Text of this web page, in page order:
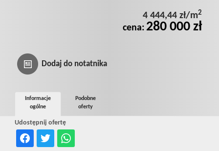
4 444,44 zł/m2
cena: 280 000 zł
Dodaj do notatnika
Udostępnij ofertę
Informacje
ogólne
Podobne
oferty